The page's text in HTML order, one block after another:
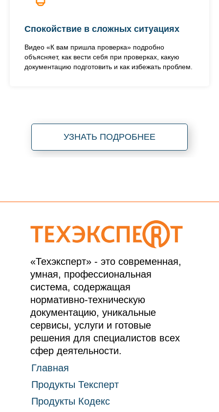
Спокойствие в сложных ситуациях
Видео «К вам пришла проверка» подробно
объясняет, как вести себя при проверках, какую
документацию подготовить и как избежать проблем.
УЗНАТЬ ПОДРОБНЕЕ
Главная
Продукты Тексперт
Продукты Кодекс
«Техэксперт» - это современная,
умная, профессиональная
система, содержащая
нормативно-техническую
документацию, уникальные
сервисы, услуги и готовые
решения для специалистов всех
сфер деятельности.